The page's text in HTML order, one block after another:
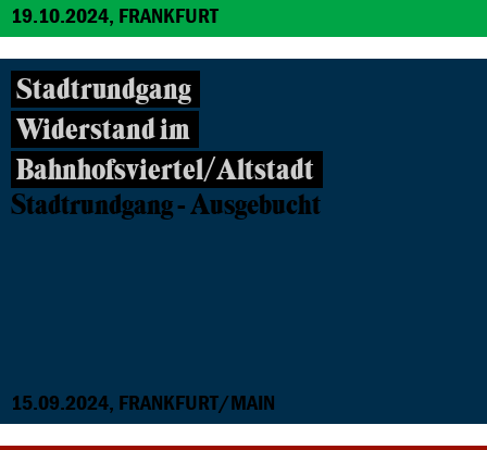
19.10.2024, FRANKFURT
Stadtrundgang
Widerstand im
Bahnhofsviertel/Altstadt
Stadtrundgang - Ausgebucht
15.09.2024, FRANKFURT/MAIN